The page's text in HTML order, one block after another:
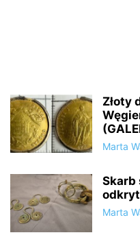
Złoty
Marta
Skarb
Marta